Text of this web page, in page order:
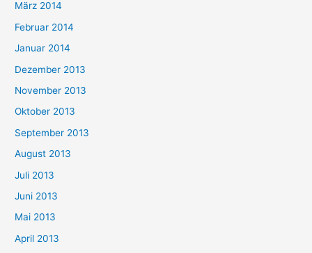
März 2014
Februar 2014
Januar 2014
Dezember 2013
November 2013
Oktober 2013
September 2013
August 2013
Juli 2013
Juni 2013
Mai 2013
April 2013